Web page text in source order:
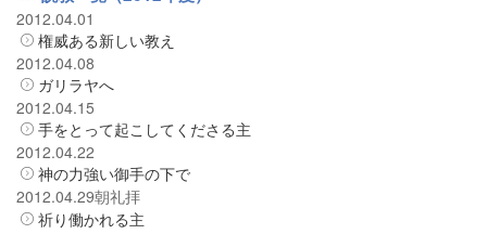
2012.04.01
権威ある新しい教え
2012.04.08
ガリラヤへ
2012.04.15
手をとって起こしてくださる主
2012.04.22
神の力強い御手の下で
2012.04.29朝礼拝
祈り働かれる主